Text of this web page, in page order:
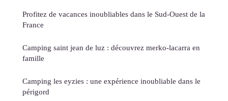
Profitez de vacances inoubliables dans le Sud-Ouest de la
France
Camping saint jean de luz : découvrez merko-lacarra en
famille
Camping les eyzies : une expérience inoubliable dans le
périgord